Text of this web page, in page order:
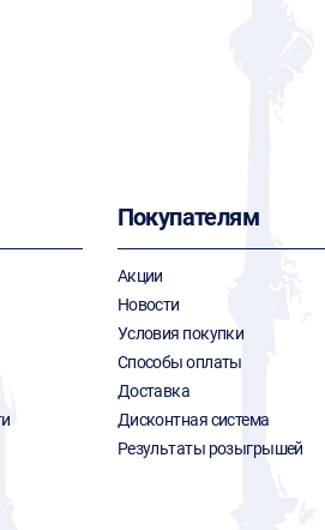
Покупателям
Акции
Новости
Условия покупки
Способы оплаты
Доставка
Дисконтная система
Результаты розыгрышей